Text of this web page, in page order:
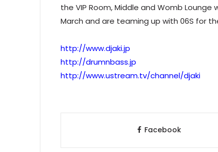
the VIP Room, Middle and Womb
March and are teaming up with 06S for
http://www.djaki.jp
http://drumnbass.jp
http://www.ustream.tv/channel/djaki
Facebook